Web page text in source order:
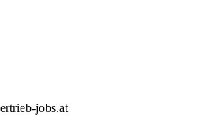
jobs.at